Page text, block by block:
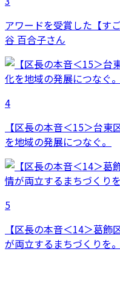
アワードを受賞した【す
谷 百合子さん
4
【区長の本音＜15＞台
を地域の発展につなぐ。
5
【区長の本音＜14＞葛
が両立するまちづくりを。